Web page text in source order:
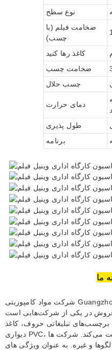
نوع سطح
ضخامت فیلم (با
چسب)
کاغذ رها کنید
ضخامت چسب
چسب حلال
دمای حرارت
طول پذیری
برنامه
ما
شرکت مواد کامپوزیتی Guangzhou YuQuan با مسئولیت محدود یک
فروش در یکی از شرکت‌هایی است
برچسب‌های تبلیغاتی حروف، کاغذ
دیواری PVC، فیلم پنجره و سایر محصولات فعالیت می‌کند. شرکت ها
و غیره. به عنوان ویژگی های